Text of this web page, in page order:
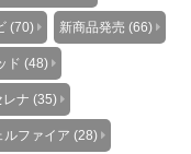
(70) 新商品発売 (66)
ド (48)
レナ (35)
ルファイア (28)